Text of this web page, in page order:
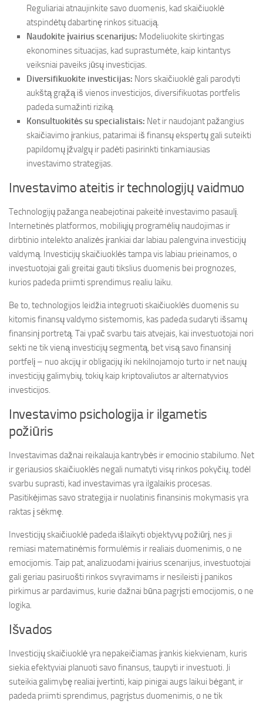
Reguliariai atnaujinkite savo duomenis, kad skaičiuoklė
atspindėtų dabartinę rinkos situaciją.
Naudokite įvairius scenarijus: Modeliuokite skirtingas
ekonomines situacijas, kad suprastumėte, kaip kintantys
veiksniai paveiks jūsų investicijas.
Diversifikuokite investicijas: Nors skaičiuoklė gali parodyti
aukštą grąžą iš vienos investicijos, diversifikuotas portfelis
padeda sumažinti riziką.
Konsultuokitės su specialistais: Net ir naudojant pažangius
skaičiavimo įrankius, patarimai iš finansų ekspertų gali suteikti
papildomų įžvalgų ir padėti pasirinkti tinkamiausias
investavimo strategijas.
Investavimo ateitis ir technologijų vaidmuo
Technologijų pažanga neabejotinai pakeitė investavimo pasaulį.
Internetinės platformos, mobiliųjų programėlių naudojimas ir
dirbtinio intelekto analizės įrankiai dar labiau palengvina investicijų
valdymą. Investicijų skaičiuoklės tampa vis labiau prieinamos, o
investuotojai gali greitai gauti tikslius duomenis bei prognozes,
kurios padeda priimti sprendimus realiu laiku.
Be to, technologijos leidžia integruoti skaičiuoklės duomenis su
kitomis finansų valdymo sistemomis, kas padeda sudaryti išsamų
finansinį portretą. Tai ypač svarbu tais atvejais, kai investuotojai nori
sekti ne tik vieną investicijų segmentą, bet visą savo finansinį
portfelį – nuo akcijų ir obligacijų iki nekilnojamojo turto ir net naujų
investicijų galimybių, tokių kaip kriptovaliutos ar alternatyvios
investicijos.
Investavimo psichologija ir ilgametis
požiūris
Investavimas dažnai reikalauja kantrybės ir emocinio stabilumo. Net
ir geriausios skaičiuoklės negali numatyti visų rinkos pokyčių, todėl
svarbu suprasti, kad investavimas yra ilgalaikis procesas.
Pasitikėjimas savo strategija ir nuolatinis finansinis mokymasis yra
raktas į sėkmę.
Investicijų skaičiuoklė padeda išlaikyti objektyvų požiūrį, nes ji
remiasi matematinėmis formulėmis ir realiais duomenimis, o ne
emocijomis. Taip pat, analizuodami įvairius scenarijus, investuotojai
gali geriau pasiruošti rinkos svyravimams ir nesileisti į panikos
pirkimus ar pardavimus, kurie dažnai būna pagrįsti emocijomis, o ne
logika.
Išvados
Investicijų skaičiuoklė yra nepakeičiamas įrankis kiekvienam, kuris
siekia efektyviai planuoti savo finansus, taupyti ir investuoti. Ji
suteikia galimybę realiai įvertinti, kaip pinigai augs laikui bėgant, ir
padeda priimti sprendimus, pagrįstus duomenimis, o ne tik